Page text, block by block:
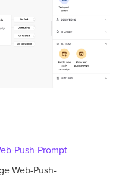
Push-Prompt
Web-Push-